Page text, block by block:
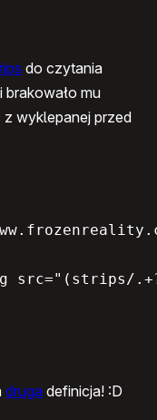
do czytania
mu
wyklepanej przed
druga definicja! :D